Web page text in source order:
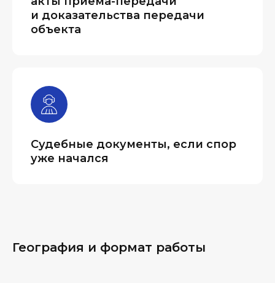
и доказательства передачи
объекта
Судебные документы, если спор
уже начался
География и формат работы